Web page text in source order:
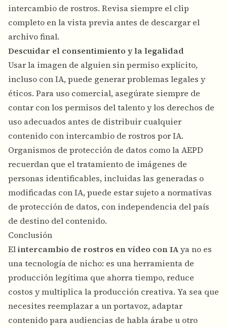
intercambio de rostros. Revisa siempre el clip
completo en la vista previa antes de descargar el
archivo final.
Descuidar el consentimiento y la legalidad
Usar la imagen de alguien sin permiso explícito,
incluso con IA, puede generar problemas legales y
éticos. Para uso comercial, asegúrate siempre de
contar con los permisos del talento y los derechos de
uso adecuados antes de distribuir cualquier
contenido con intercambio de rostros por IA.
Organismos de protección de datos como laAEPD
recuerdan que el tratamiento de imágenes de
personas identificables, incluidas las generadas o
modificadas con IA, puede estar sujeto a normativas
de protección de datos, con independencia del país
de destino del contenido.
Conclusión
Elintercambio de rostros en vídeo con IAya no es
una tecnología de nicho: es una herramienta de
producción legítima que ahorra tiempo, reduce
costos y multiplica la producción creativa. Ya sea que
necesites reemplazar a un portavoz, adaptar
contenido para audiencias de habla árabe u otro